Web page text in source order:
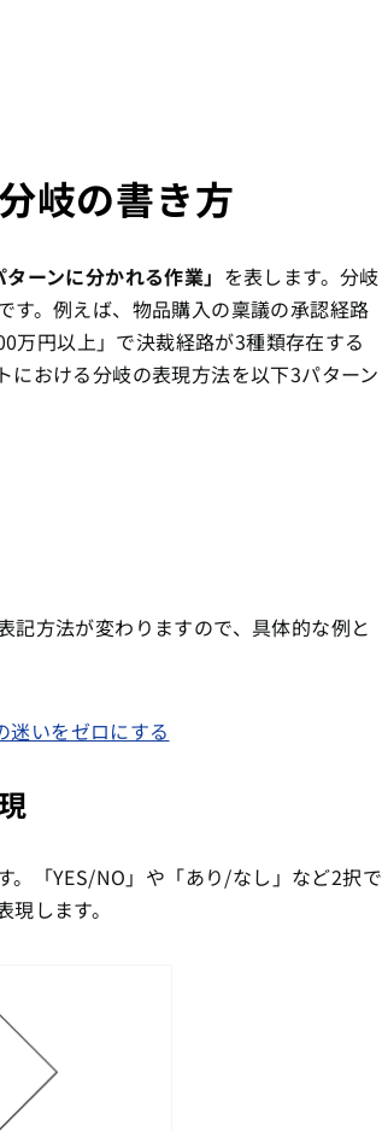
岐の書き方
ーンに分かれる作業」 を表します。分岐
す。例えば、物品購入の稟議の承認経路
万円以上」で決裁経路が3種類存在する
における分岐の表現方法を以下3パターン
記方法が変わりますので、具体的な例と
いをゼロにする
。「YES/NO」や「あり/なし」など2択で
します。